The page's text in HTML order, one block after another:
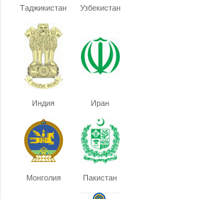
Таджикистан Узбекистан
Индия Иран
Монголия Пакистан